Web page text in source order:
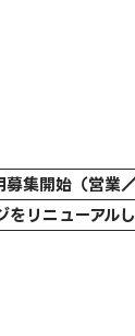
募集開始（営業／
をリニューアルし